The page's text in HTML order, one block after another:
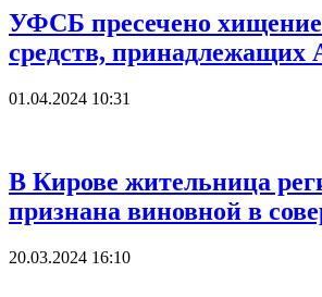
УФСБ пресечено
средств, принадлежащих
01.04.2024 10:31
В Кирове жительница
признана виновной в
20.03.2024 16:10